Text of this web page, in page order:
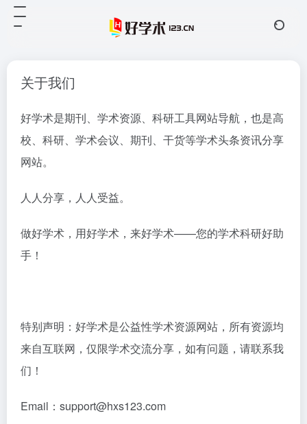
关于我们
好学术是期刊、学术资源、科研工具网站导航，也是高
校、科研、学术会议、期刊、干货等学术头条资讯分享
网站。
人人分享，人人受益。
做好学术，用好学术，来好学术——您的学术科研好助
手！
特别声明：好学术是公益性学术资源网站，所有资源均
来自互联网，仅限学术交流分享，如有问题，请联系我
们！
Email：support@hxs123.com